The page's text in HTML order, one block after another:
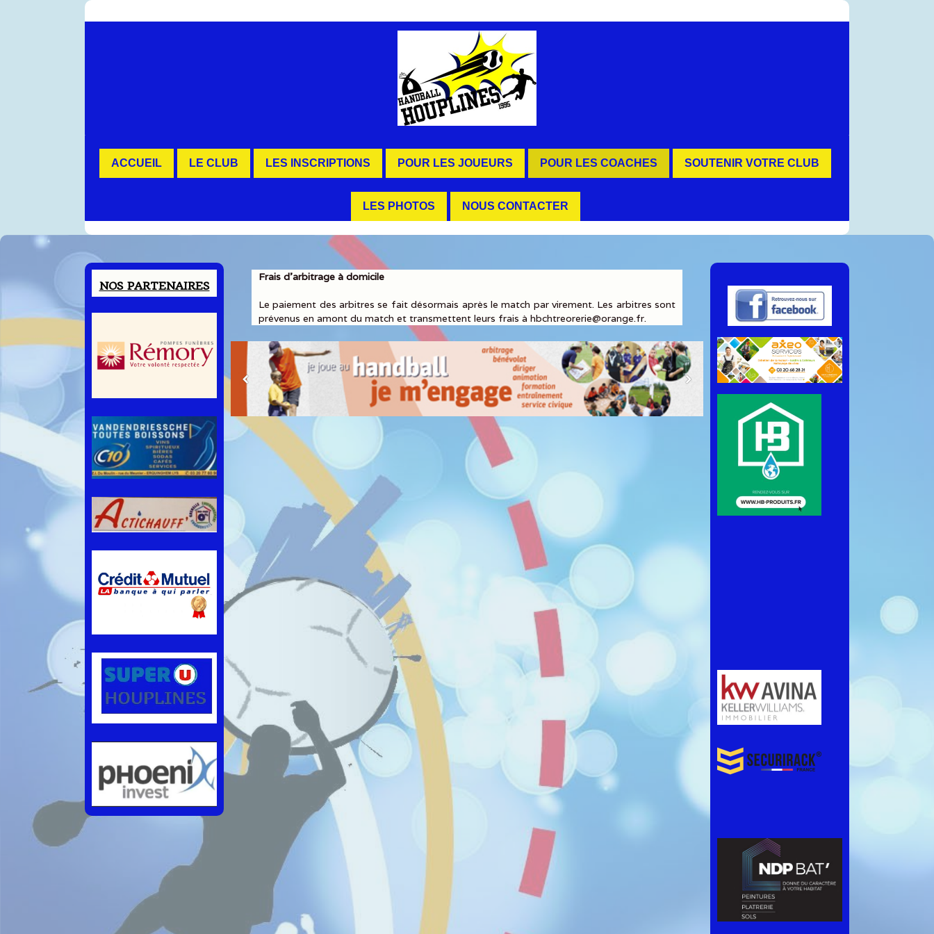
ACCUEIL LE CLUB LES INSCRIPTIONS POUR LES JOUEURS POUR LES COACHES SOUTENIR VOTRE CLUB
LES PHOTOS NOUS CONTACTER
NOS PARTENAIRES
Frais d'arbitrage à domicile
Le paiement des arbitres se fait désormais après le match par virement. Les arbitres sont
prévenus en amont du match et transmettent leurs frais à hbchtreorerie@orange.fr.